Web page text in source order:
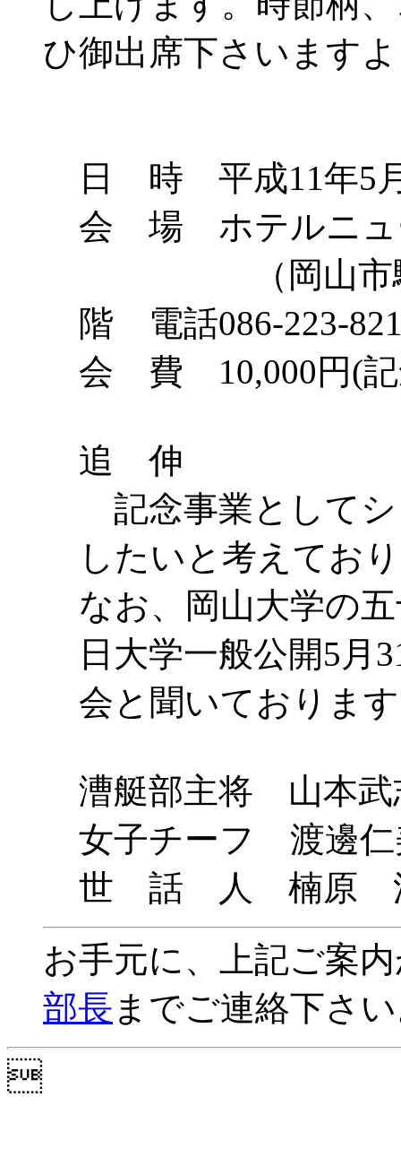
ひ御出席下さいます
日 時 平成11年5
会 場 ホテルニュ
（岡山市駅
階 電話086-223-
会 費 10,000円(記
追 伸
記念事業として
したいと考えてお
なお、岡山大学の
日大学一般公開5月
会と聞いておりま
漕艇部主将 山本武
女子チーフ 渡邊仁
世 話 人 楠原 洋
お手元に、上記ご案
部長までご連絡下さ
